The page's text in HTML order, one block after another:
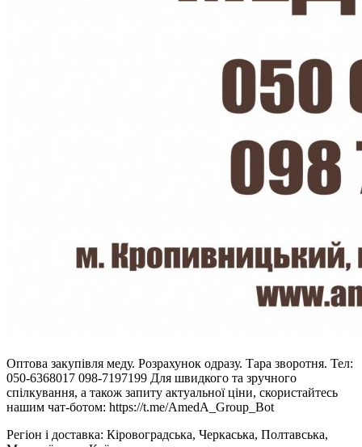
Оптова закупівля меду. Розрахунок одразу. Тара зворотня. Тел:
050-6368017 098-7197199 Для швидкого та зручного
спілкування, а також запиту актуальної ціни, скористайтесь
нашим чат-ботом: https://t.me/AmedA_Group_Bot
Регіон і доставка: Кіровоградська, Черкаська, Полтавська,